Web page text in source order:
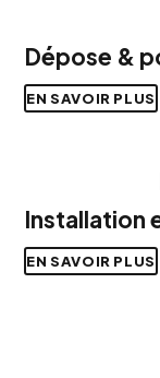
Dépose &
EN SAVOIR PLUS
Installation
EN SAVOIR PLUS